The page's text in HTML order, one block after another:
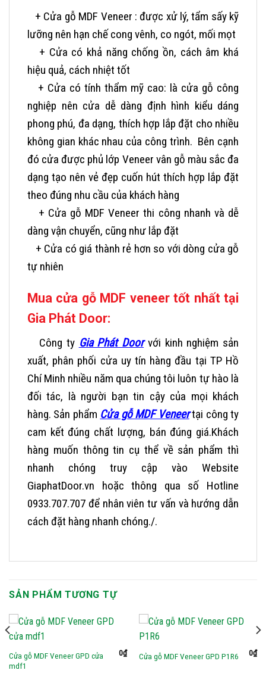
+ Cửa gỗ MDF Veneer : được xử lý, tẩm sấy kỹ
lưỡng nên hạn chế cong vênh, co ngót, mối mọt
+ Cửa có khả năng chống ồn, cách âm khá
hiệu quả, cách nhiệt tốt
+ Cửa có tính thẩm mỹ cao: là cửa gỗ công
nghiệp nên cửa dễ dàng định hình kiểu dáng
phong phú, đa dạng, thích hợp lắp đặt cho nhiều
không gian khác nhau của công trình. Bên cạnh
đó cửa được phủ lớp Veneer vân gỗ màu sắc đa
dạng tạo nên vẻ đẹp cuốn hút thích hợp lắp đặt
theo đúng nhu cầu của khách hàng
+ Cửa gỗ MDF Veneer thi công nhanh và dễ
dàng vận chuyển, cũng như lắp đặt
+ Cửa có giá thành rẻ hơn so với dòng cửa gỗ
tự nhiên
Mua cửa gỗ MDF veneer tốt nhất tại
Gia Phát Door:
Công ty Gia Phát Doorvới kinh nghiệm sản
xuất, phân phối cửa uy tín hàng đầu tại TP Hồ
Chí Minh nhiều năm qua chúng tôi luôn tự hào là
đối tác, là người bạn tin cậy của mọi khách
hàng. Sản phẩm Cửa gỗ MDF Veneertại công ty
cam kết đúng chất lượng, bán đúng giá.Khách
hàng muốn thông tin cụ thể về sản phẩm thì
nhanh chóng truy cập vào Website
GiaphatDoor.vn hoặc thông qua số Hotline
0933.707.707 để nhân viên tư vấn và hướng dẫn
cách đặt hàng nhanh chóng./.
SẢN PHẨM TƯƠNG TỰ
Cửa gỗ MDF Veneer GPD cửa
mdf1
0₫ Cửa gỗ MDF Veneer GPD P1R6 0₫